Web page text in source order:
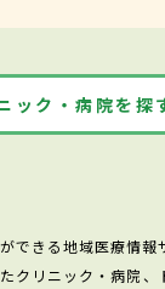
ック・病院を探
きる地域医療情報
リニック・病院、